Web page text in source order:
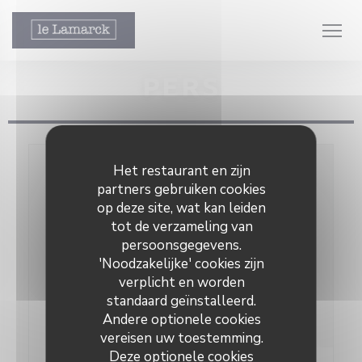
Cookies beheer paneel
Het restaurant en zijn
partners gebruiken cookies
op deze site, wat kan leiden
tot de verzameling van
persoonsgegevens.
'Noodzakelijke' cookies zijn
verplicht en worden
standaard geïnstalleerd.
Andere optionele cookies
vereisen uw toestemming.
Deze optionele cookies